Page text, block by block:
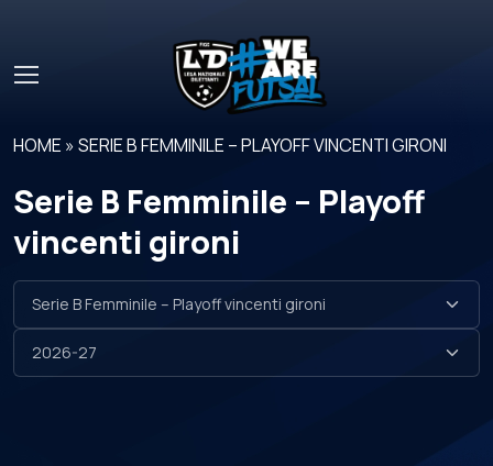
HOME »SERIE B FEMMINILE – PLAYOFF VINCENTI GIRONI
Serie B Femminile – Playoff
vincenti gironi